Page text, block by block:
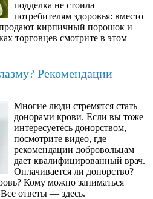
подделка не стоила
потребителям здоровья: вместо
кирпичный порошок и
торговцев смотрите в этом
Рекомендации
Многие люди стремятся стать
донорами крови. Если вы тоже
интересуетесь донорством,
посмотрите видео, где
рекомендации добровольцам
дает квалифицированный врач.
Оплачивается ли донорство?
Кому можно заниматься
ответы — здесь.